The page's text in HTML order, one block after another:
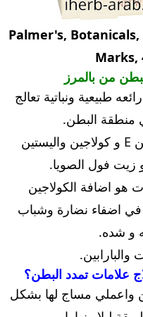
Palmer's,
Marks,
من بالمرز
طبيعية ونباتية تعالج
منطقة البطن.
تحتوي على زبدة الشيا وفيتامين E و كولاجين واليستين
و زيت فول الصويا.
هو اضافة الكولاجين
في اضفاء نضارة وشباب
و شده.
والبارابين.
علامات تمدد البطن؟
واعملي مساج لها بشكل